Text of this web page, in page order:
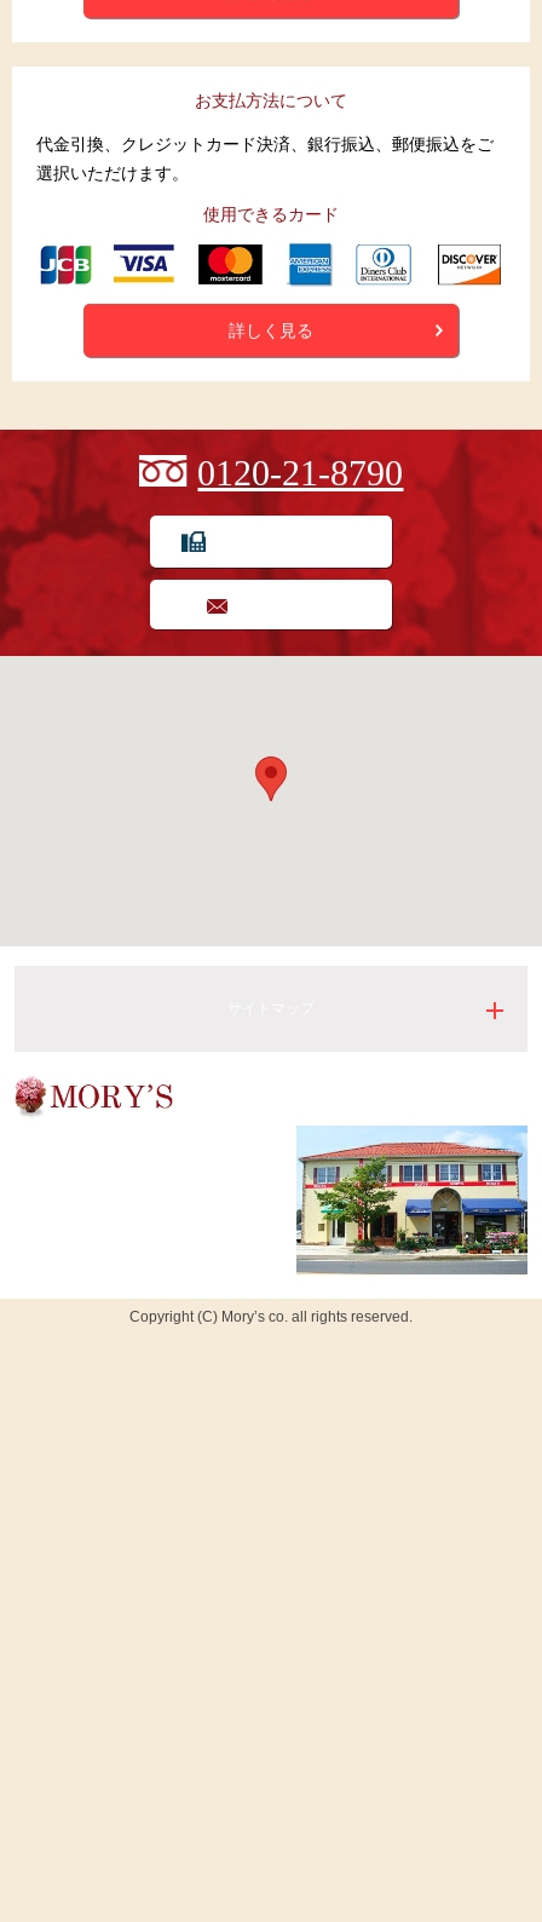
お支払方法について
代金引換、クレジットカード決済、銀行振込、郵便振込をご
選択いただけます。
使用できるカード
詳しく見る
0120-21-8790
Copyright (C) Mory’s co. all rights reserved.